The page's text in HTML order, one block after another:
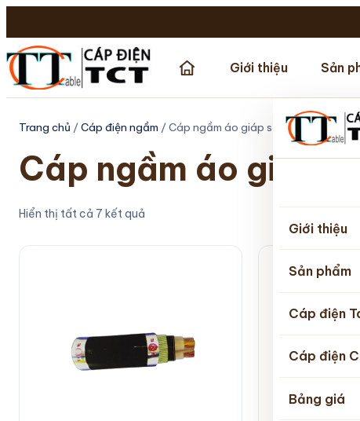
Giới thiệu Sản
Giới thiệu
Sản phẩm
Cáp điện
Cáp điện
Bảng giá
Trang chủ /Cáp điện ngầm / Cáp ngầm áo giáp sợi thép
Cáp ngầm áo giáp
Hiển thị tất cả 7 kết quả